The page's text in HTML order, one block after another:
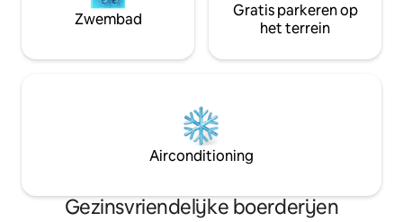
Zwembad
Gratis parkeren op
het terrein
Airconditioning
Gezinsvriendelijke boerderijen